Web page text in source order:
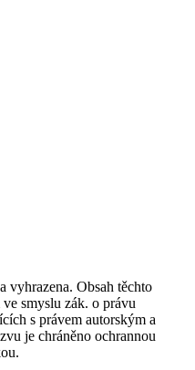
vyhrazena. Obsah těchto
smyslu zák. o právu
s právem autorským a
je chráněno ochrannou